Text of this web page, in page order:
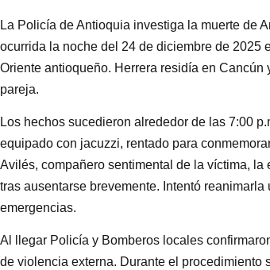
La Policía de Antioquia investiga la muerte de
ocurrida la noche del 24 de diciembre de 2025
Oriente antioqueño. Herrera residía en
pareja.
Los hechos sucedieron alrededor de las 7:00
equipado con jacuzzi, rentado para
Avilés, compañero sentimental de la víctima,
tras ausentarse brevemente. Intentó
emergencias.
Al llegar Policía y Bomberos locales
de violencia externa. Durante el